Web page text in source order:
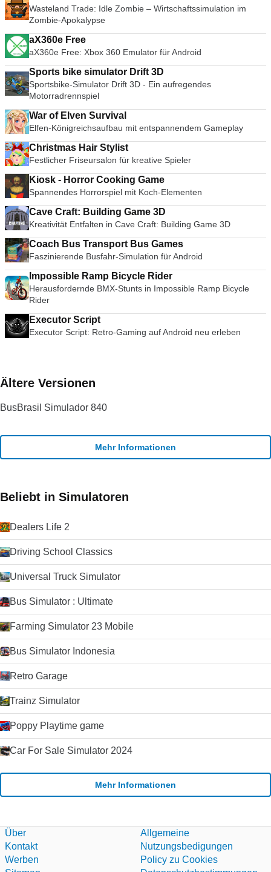
Wasteland Trade: Idle Zombie – Wirtschaftssimulation im
Zombie-Apokalypse
aX360e Free
aX360e Free: Xbox 360 Emulator für Android
Sports bike simulator Drift 3D
Sportsbike-Simulator Drift 3D - Ein aufregendes
Motorradrennspiel
War of Elven Survival
Elfen-Königreichsaufbau mit entspannendem Gameplay
Christmas Hair Stylist
Festlicher Friseursalon für kreative Spieler
Kiosk - Horror Cooking Game
Spannendes Horrorspiel mit Koch-Elementen
Cave Craft: Building Game 3D
Kreativität Entfalten in Cave Craft: Building Game 3D
Coach Bus Transport Bus Games
Faszinierende Busfahr-Simulation für Android
Impossible Ramp Bicycle Rider
Herausfordernde BMX-Stunts in Impossible Ramp Bicycle
Rider
Executor Script
Executor Script: Retro-Gaming auf Android neu erleben
Ältere Versionen
BusBrasil Simulador 840
Mehr Informationen
Beliebt in Simulatoren
Dealers Life 2
Driving School Classics
Universal Truck Simulator
Bus Simulator : Ultimate
Farming Simulator 23 Mobile
Bus Simulator Indonesia
Retro Garage
Trainz Simulator
Poppy Playtime game
Car For Sale Simulator 2024
Mehr Informationen
Über
Kontakt
Werben
Allgemeine
Nutzungsbedigungen
Policy zu Cookies